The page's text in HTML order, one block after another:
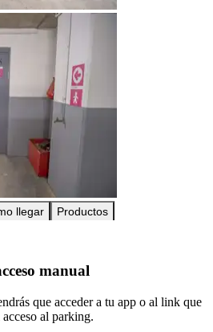
llegar Productos
manual
que acceder a tu app o al link que
al parking.